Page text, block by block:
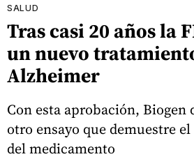
SALUD
Tras casi 20 años la
un nuevo
Alzheimer
Con esta aprobación, Biogen
otro ensayo que demuestre
del medicamento